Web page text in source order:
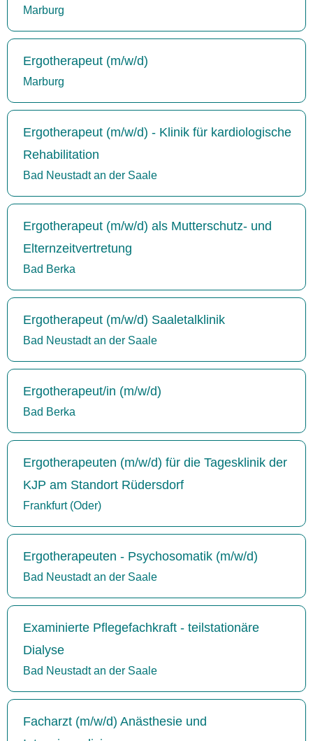
Marburg
Ergotherapeut (m/w/d)
Marburg
Ergotherapeut (m/w/d) - Klinik für kardiologische
Rehabilitation
Bad Neustadt an der Saale
Ergotherapeut (m/w/d) als Mutterschutz- und
Elternzeitvertretung
Bad Berka
Ergotherapeut (m/w/d) Saaletalklinik
Bad Neustadt an der Saale
Ergotherapeut/in (m/w/d)
Bad Berka
Ergotherapeuten (m/w/d) für die Tagesklinik der
KJP am Standort Rüdersdorf
Frankfurt (Oder)
Ergotherapeuten - Psychosomatik (m/w/d)
Bad Neustadt an der Saale
Examinierte Pflegefachkraft - teilstationäre
Dialyse
Bad Neustadt an der Saale
Facharzt (m/w/d) Anästhesie und